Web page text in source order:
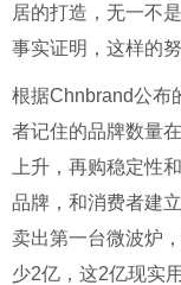
居的打造，无一不
事实证明，这样的
根据Chnbrand公布
者记住的品牌数量
上升，再购稳定性
品牌，和消费者建
卖出第一台微波炉
少2亿，这2亿现实